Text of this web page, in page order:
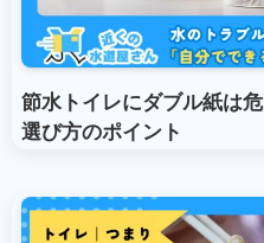
節水トイレにダブル紙は
選び方のポイント